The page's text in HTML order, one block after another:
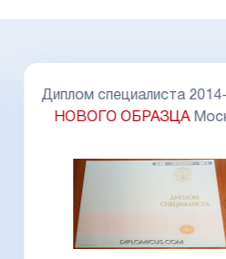
Диплом специалиста 2014-
НОВОГО ОБРАЗЦАМосква